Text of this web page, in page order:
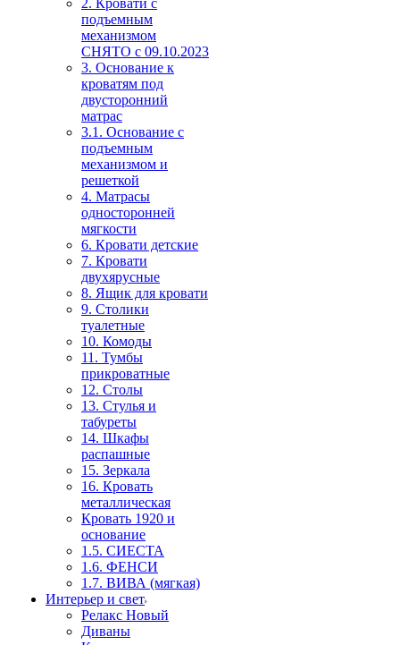
подъемным
механизмом
СНЯТО с 09.10.2023
3. Основание к
кроватям под
двусторонний
матрас
3.1. Основание с
подъемным
механизмом и
решеткой
4. Матрасы
односторонней
мягкости
6. Кровати детские
7. Кровати
двухярусные
8. Ящик для кровати
9. Столики
туалетные
10. Комоды
11. Тумбы
прикроватные
12. Столы
13. Стулья и
табуреты
14. Шкафы
распашные
15. Зеркала
16. Кровать
металлическая
Кровать 1920 и
основание
1.5. СИЕСТА
1.6. ФЕНСИ
1.7. ВИВА (мягкая)
Интерьер и свет
Релакс Новый
Диваны